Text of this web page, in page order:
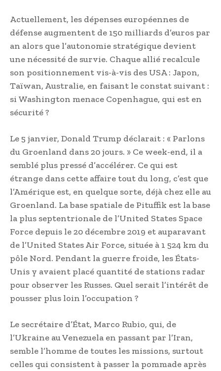
Actuellement, les dépenses européennes de
défense augmentent de 150 milliards d’euros par
an alors que l’autonomie stratégique devient
une nécessité de survie. Chaque allié recalcule
son positionnement vis-à-vis des USA : Japon,
Taïwan, Australie, en faisant le constat suivant :
si Washington menace Copenhague, qui est en
sécurité ?
Le 5 janvier, Donald Trump déclarait : « Parlons
du Groenland dans 20 jours. » Ce week-end, il a
semblé plus pressé d’accélérer. Ce qui est
étrange dans cette affaire tout du long, c’est que
l’Amérique est, en quelque sorte, déjà chez elle au
Groenland. La base spatiale de Pituffik est la base
la plus septentrionale de l’United States Space
Force depuis le 20 décembre 2019 et auparavant
de l’United States Air Force, située à 1 524 km du
pôle Nord. Pendant la guerre froide, les États-
Unis y avaient placé quantité de stations radar
pour observer les Russes. Quel serait l’intérêt de
pousser plus loin l’occupation ?
Le secrétaire d’État, Marco Rubio, qui, de
l’Ukraine au Venezuela en passant par l’Iran,
semble l’homme de toutes les missions, surtout
celles qui consistent à passer la pommade après